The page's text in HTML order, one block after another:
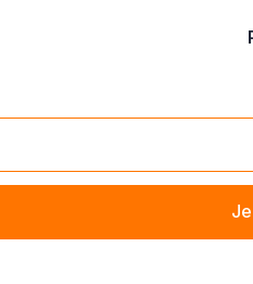
d'entreprise